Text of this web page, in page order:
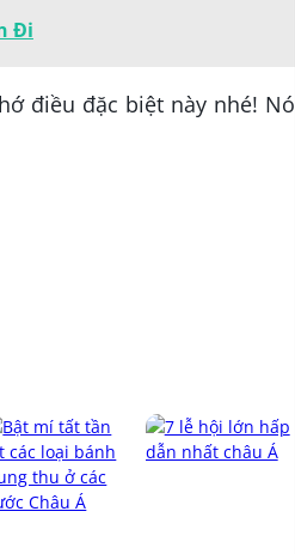
Đi
điều đặc biệt này nhé! Nó